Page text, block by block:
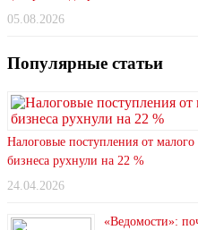
05.08.2026
Популярные статьи
Налоговые поступления от малого
бизнеса рухнули на 22 %
24.04.2026
«Ведомости»: